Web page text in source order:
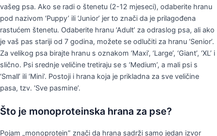
vašeg psa. Ako se radi o štenetu (2-12 mjeseci), odaberite hranu
pod nazivom ‘Puppy’ ili ‘Junior’ jer to znači da je prilagođena
rastućem štenetu. Odaberite hranu ‘Adult’ za odraslog psa, ali ako
je vaš pas stariji od 7 godina, možete se odlučiti za hranu ‘Senior’.
Za velikog psa birajte hranu s oznakom ‘Maxi’, ‘Large’, ‘Giant’, ‘XL’ i
slično. Psi srednje veličine tretiraju se s ‘Medium’, a mali psi s
‘Small’ ili ‘Mini’. Postoji i hrana koja je prikladna za sve veličine
pasa, tzv. ‘Sve pasmine’.
Što je monoproteinska hrana za pse?
Pojam „monoprotein” znači da hrana sadrži samo jedan izvor